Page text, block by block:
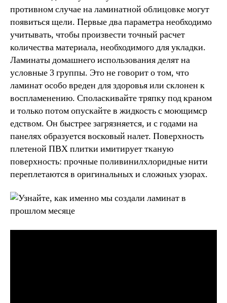
противном случае на ламинатной облицовке могут
появиться щели. Первые два параметра необходимо
учитывать, чтобы произвести точный расчет
количества материала, необходимого для укладки.
Ламинаты домашнего использования делят на
условные 3 группы. Это не говорит о том, что
ламинат особо вреден для здоровья или склонен к
воспламенению. Споласкивайте тряпку под краном
и только потом опускайте в жидкость с моющимср
едством. Он быстрее загрязняется, и с годами на
панелях образуется восковый налет. Поверхность
плетеной ПВХ плитки имитирует тканую
поверхность: прочные поливинилхлоридные нити
переплетаются в оригинальных и сложных узорах.